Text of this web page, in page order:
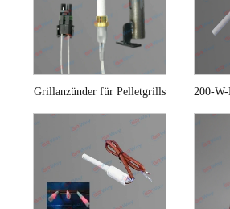
Grillanzünder für Pelletgrills